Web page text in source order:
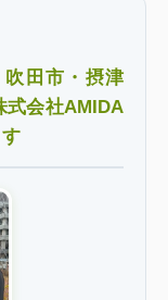
田市・摂津
式会社AMIDA